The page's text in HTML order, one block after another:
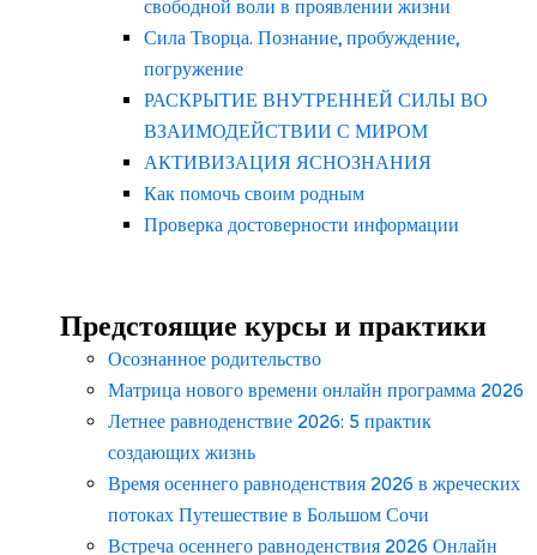
свободной воли в проявлении жизни
Сила Творца. Познание, пробуждение,
погружение
РАСКРЫТИЕ ВНУТРЕННЕЙ СИЛЫ ВО
ВЗАИМОДЕЙСТВИИ С МИРОМ
АКТИВИЗАЦИЯ ЯСНОЗНАНИЯ
Как помочь своим родным
Проверка достоверности информации
Предстоящие курсы и практики
Осознанное родительство
Матрица нового времени онлайн программа 2026
Летнее равноденствие 2026: 5 практик
создающих жизнь
Время осеннего равноденствия 2026 в жреческих
потоках Путешествие в Большом Сочи
Встреча осеннего равноденствия 2026 Онлайн